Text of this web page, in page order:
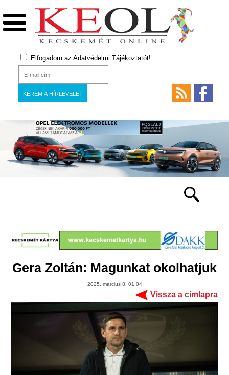
Elfogadom az Adatvédelmi Tájékoztatót!
Gera Zoltán: Magunkat okolhatjuk
2025. március 8. 01:04
Vissza a címlapra